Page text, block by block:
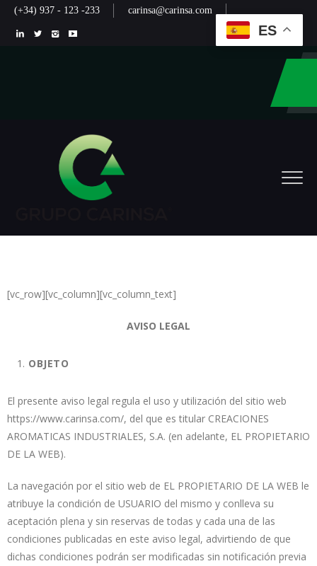
(+34) 937 - 123 -233 carinsa@carinsa.com
[vc_row][vc_column][vc_column_text]
AVISO LEGAL
OBJETO
El presente aviso legal regula el uso y utilización del sitio web
https://www.carinsa.com/, del que es titular CREACIONES
AROMATICAS INDUSTRIALES, S.A. (en adelante, EL PROPIETARIO
DE LA WEB).
La navegación por el sitio web de EL PROPIETARIO DE LA WEB le
atribuye la condición de USUARIO del mismo y conlleva su
aceptación plena y sin reservas de todas y cada una de las
condiciones publicadas en este aviso legal, advirtiendo de que
dichas condiciones podrán ser modificadas sin notificación previa
ES